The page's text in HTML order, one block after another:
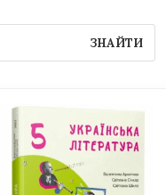
ЗНАЙТИ